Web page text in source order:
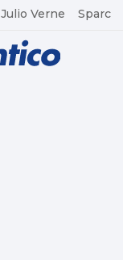
Verne Sparc